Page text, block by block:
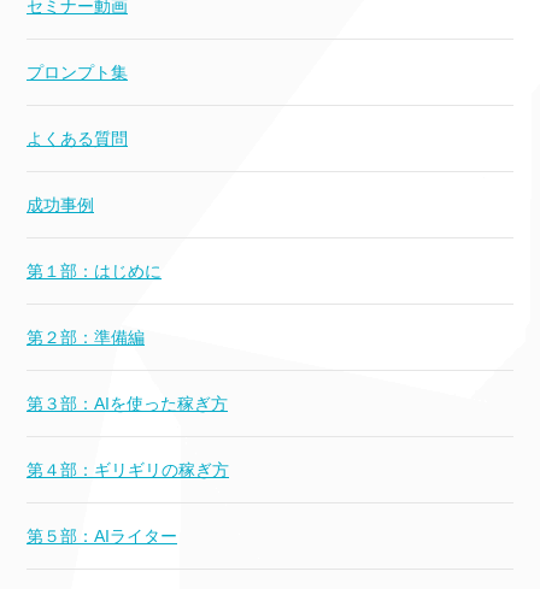
セミナー動画
プロンプト集
よくある質問
成功事例
第１部：はじめに
第２部：準備編
第３部：AIを使った稼ぎ方
第４部：ギリギリの稼ぎ方
第５部：AIライター